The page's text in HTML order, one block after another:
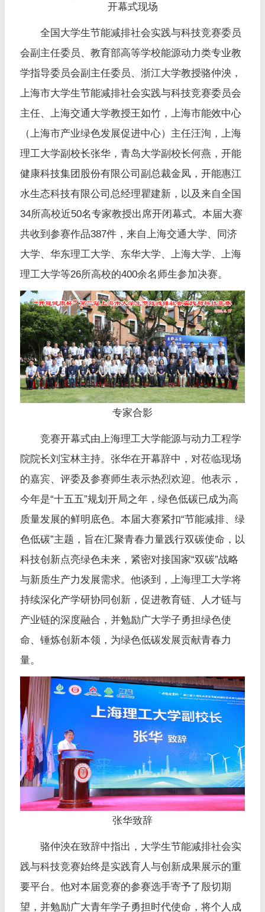
开幕式现场
全国大学生节能减排社会实践与科技竞赛委员
会副主任委员、教育部高等学校能源动力类专业教
学指导委员会副主任委员、浙江大学教授骆仲泱，
上海市大学生节能减排社会实践与科技竞赛委员会
主任、上海交通大学教授王如竹，上海市能效中心
（上海市产业绿色发展促进中心）主任汪洵，上海
理工大学副校长张华，青岛大学副校长何燕，开能
健康科技集团股份有限公司副总裁金凤，开能惠江
水生态科技有限公司总经理瞿建新，以及来自全国
34所高校近50名专家教授出席开闭幕式。本届大赛
共收到参赛作品387件，来自上海交通大学、同济
大学、华东理工大学、东华大学、上海大学、上海
理工大学等26所高校的400余名师生参加决赛。
专家合影
竞赛开幕式由上海理工大学能源与动力工程学
院院长刘宝林主持。张华在开幕辞中，对莅临现场
的嘉宾、评委及参赛师生表示热烈欢迎。他表示，
今年是“十五五”规划开局之年，绿色低碳已成为高
质量发展的鲜明底色。本届大赛紧扣“节能减排、绿
色低碳”主题，旨在汇聚青春力量践行双碳使命，以
科技创新点亮绿色未来，紧密对接国家“双碳”战略
与新质生产力发展需求。他谈到，上海理工大学将
持续深化产学研协同创新，促进教育链、人才链与
产业链的深度融合，并勉励广大学子勇担绿色使
命、锤炼创新本领，为绿色低碳发展贡献青春力
量。
张华致辞
骆仲泱在致辞中指出，大学生节能减排社会实
践与科技竞赛始终是实践育人与创新成果展示的重
要平台。他对本届竞赛的参赛选手寄予了殷切期
望，并勉励广大青年学子勇担时代使命，将个人成